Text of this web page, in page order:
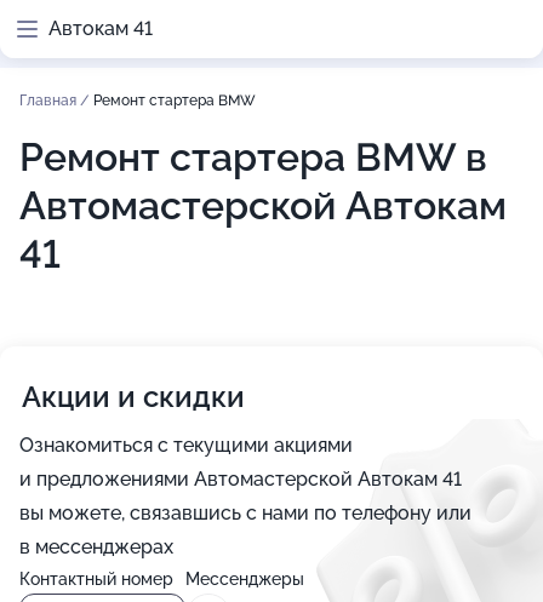
Автокам 41
Главная / Ремонт стартера BMW
Ремонт стартера BMW в
Автомастерской Автокам
41
Акции и скидки
Ознакомиться с текущими акциями
и предложениями Автомастерской Автокам 41
вы можете, связавшись с нами по телефону или
в мессенджерах
Контактный номер Мессенджеры